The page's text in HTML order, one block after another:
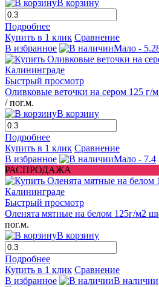
В корзину
Подробнее
Купить в 1 клик Сравнение
В избранное
Мало -
Быстрый просмотр
Оливковые веточки на сером 125 г/
/ пог.м.
В корзину
Подробнее
Купить в 1 клик Сравнение
В избранное
Мало - 7.4
РАСПРОДАЖА
Быстрый просмотр
Оленята мятные на белом 125г/м2
пог.м.
В корзину
Подробнее
Купить в 1 клик Сравнение
В избранное
В наличии